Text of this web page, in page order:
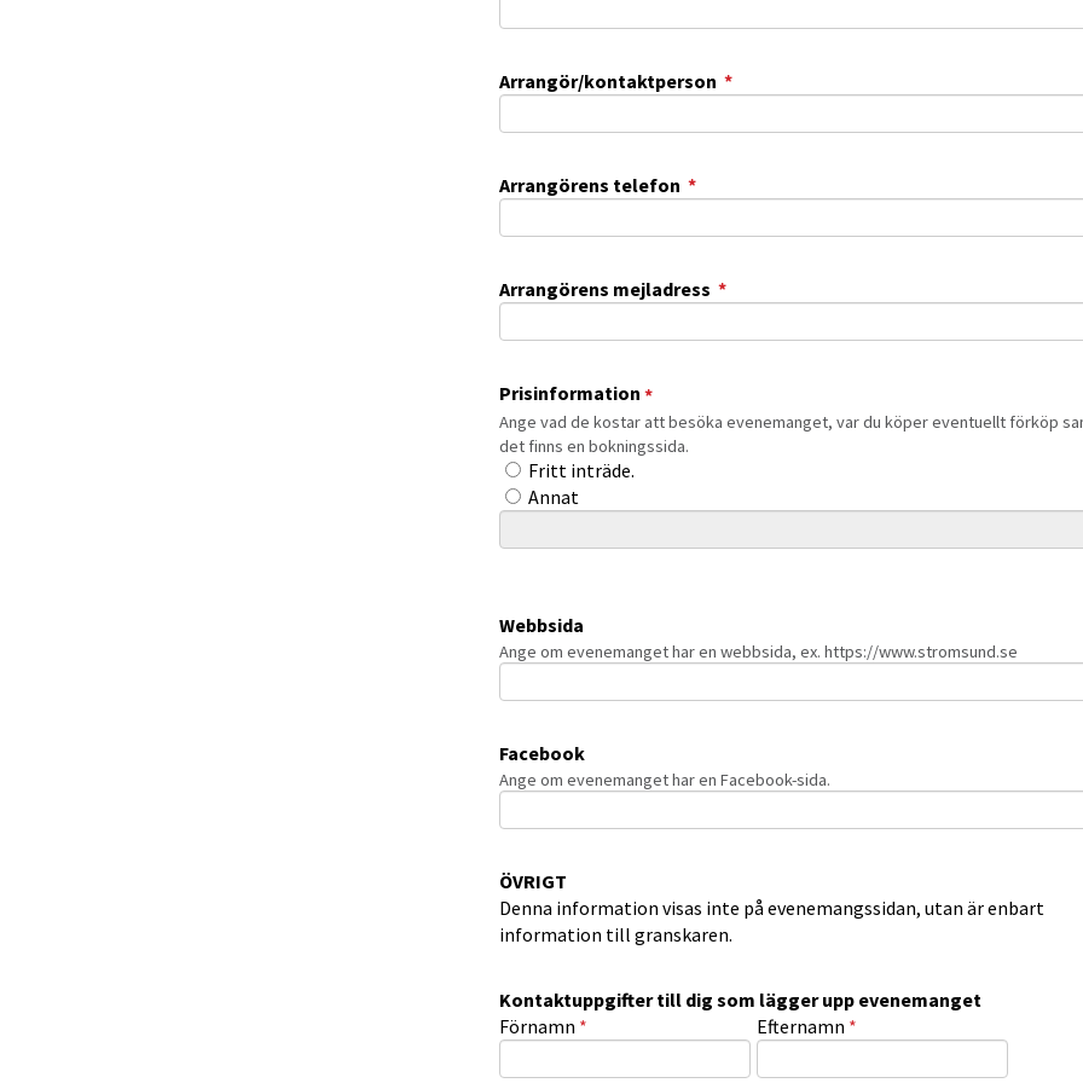
Arrangör/kontaktperson *(obligatorisk)
Arrangörens telefon *(obligatorisk)
Arrangörens mejladress *(obligatorisk)
Prisinformation *(obligatorisk)
Ange vad de kostar att besöka evenemanget, var du köper eventuellt förköp
det finns en bokningssida.
Prisinformation
Fritt inträde.
Annat
Inmatning annat:
Webbsida
Ange om evenemanget har en webbsida, ex. https://www.stromsund.se
Facebook
Ange om evenemanget har en Facebook-sida.
ÖVRIGT
Denna information visas inte på evenemangssidan, utan är enbart
information till granskaren.
Kontaktuppgifter till dig som lägger upp evenemanget
Kontaktuppgifter till dig som lägger upp evenemanget
Förnamn * Efternamn *